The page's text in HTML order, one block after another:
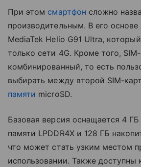
При этом смартфон сложно
производительным. В его
MediaTek Helio G91 Ultra,
только сети 4G. Кроме того,
комбинированный, то есть
выбирать между второй SIM-
памяти microSD.
Базовая версия оснащается 4
памяти LPDDR4X и 128 ГБ
что может стать узким местом
использовании. Также доступны